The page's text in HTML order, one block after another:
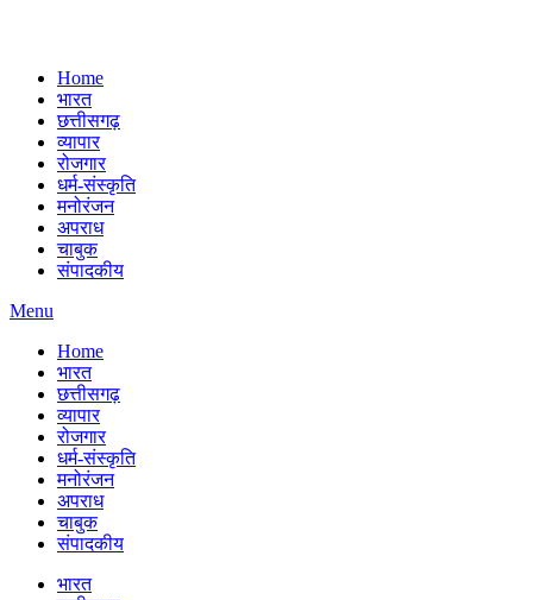
Home
भारत
छत्तीसगढ़
व्यापार
रोजगार
धर्म-संस्कृति
मनोरंजन
अपराध
चाबुक
संपादकीय
Menu
Home
भारत
छत्तीसगढ़
व्यापार
रोजगार
धर्म-संस्कृति
मनोरंजन
अपराध
चाबुक
संपादकीय
भारत